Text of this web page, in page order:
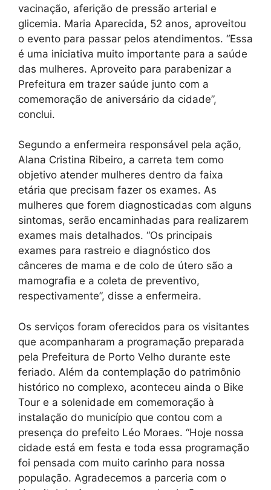
vacinação, aferição de pressão arterial e
glicemia. Maria Aparecida, 52 anos, aproveitou
o evento para passar pelos atendimentos. “Essa
é uma iniciativa muito importante para a saúde
das mulheres. Aproveito para parabenizar a
Prefeitura em trazer saúde junto com a
comemoração de aniversário da cidade”,
conclui.
Segundo a enfermeira responsável pela ação,
Alana Cristina Ribeiro, a carreta tem como
objetivo atender mulheres dentro da faixa
etária que precisam fazer os exames. As
mulheres que forem diagnosticadas com alguns
sintomas, serão encaminhadas para realizarem
exames mais detalhados. “Os principais
exames para rastreio e diagnóstico dos
cânceres de mama e de colo de útero são a
mamografia e a coleta de preventivo,
respectivamente”, disse a enfermeira.
Os serviços foram oferecidos para os visitantes
que acompanharam a programação preparada
pela Prefeitura de Porto Velho durante este
feriado. Além da contemplação do patrimônio
histórico no complexo, aconteceu ainda o Bike
Tour e a solenidade em comemoração à
instalação do município que contou com a
presença do prefeito Léo Moraes. “Hoje nossa
cidade está em festa e toda essa programação
foi pensada com muito carinho para nossa
população. Agradecemos a parceria com o